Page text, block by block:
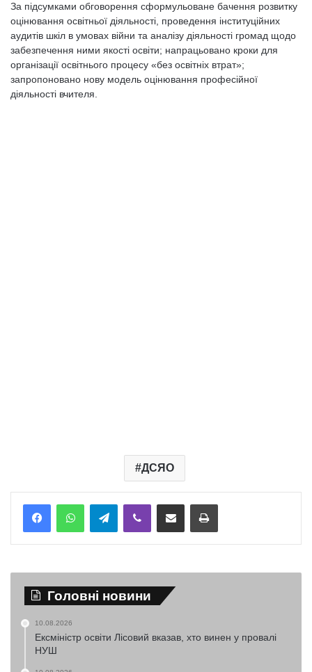
За підсумками обговорення сформульоване бачення розвитку
оцінювання освітньої діяльності, проведення інституційних
аудитів шкіл в умовах війни та аналізу діяльності громад щодо
забезпечення ними якості освіти; напрацьовано кроки для
організації освітнього процесу «без освітніх втрат»;
запропоновано нову модель оцінювання професійної
діяльності вчителя.
ДСЯО
TelegramViber Надіслати електронною поштоюНадрукувати
Головні новини
10.08.2026
Ексміністр освіти Лісовий вказав, хто винен у провалі
НУШ